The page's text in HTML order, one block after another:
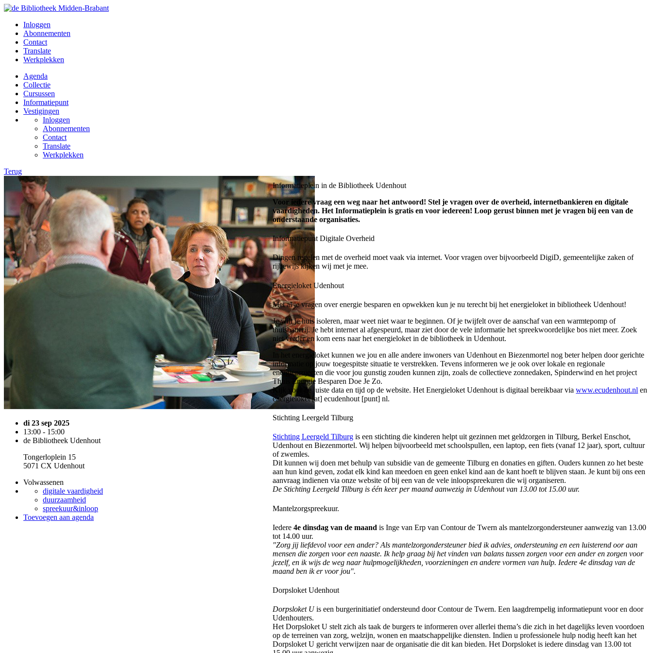
Inloggen
Abonnementen
Contact
Translate
Werkplekken
Agenda
Collectie
Cursussen
Informatiepunt
Vestigingen
Inloggen
Abonnementen
Contact
Translate
Werkplekken
Terug
di 23 sep 2025
13:00 - 15:00
de Bibliotheek Udenhout
Tongerloplein 15
5071 CX Udenhout
Volwassenen
digitale vaardigheid
duurzaamheid
spreekuur&inloop
Toevoegen aan agenda
Informatieplein in de Bibliotheek Udenhout
Voor iedere vraag een weg naar het antwoord! Stel je vragen over de overheid, internetbankieren en digitale
vaardigheden. Het Informatieplein is gratis en voor iedereen! Loop gerust binnen met je vragen bij een van de
onderstaande organisaties.
Informatiepunt Digitale Overheid
Dingen regelen met de overheid moet vaak via internet. Voor vragen over bijvoorbeeld DigiD, gemeentelijke zaken of
rijbewijs kijken wij met je mee.
Energieloket Udenhout
Met al je vragen over energie besparen en opwekken kun je nu terecht bij het energieloket in bibliotheek Udenhout!
Je wilt je huis isoleren, maar weet niet waar te beginnen. Of je twijfelt over de aanschaf van een warmtepomp of
thuisbatterij. Je hebt internet al afgespeurd, maar ziet door de vele informatie het spreekwoordelijke bos niet meer. Zoek
niet verder en kom eens naar het energieloket in de bibliotheek in Udenhout.
In het energieloket kunnen we jou en alle andere inwoners van Udenhout en Biezenmortel nog beter helpen door gerichte
informatie op jouw toegespitste situatie te verstrekken. Tevens informeren we je ook over lokale en regionale
energieprojecten die voor jou gunstig zouden kunnen zijn, zoals de collectieve zonnedaken, Spinderwind en het project
Thuis Energie Besparen Doe Je Zo.
Kijk voor de juiste data en tijd op de website. Het Energieloket Udenhout is digitaal bereikbaar viawww.ecudenhout.nl en
energieloket [at] ecudenhout [punt] nl.
Stichting Leergeld Tilburg
Stichting Leergeld Tilburg is een stichting die kinderen helpt uit gezinnen met geldzorgen in Tilburg, Berkel Enschot,
Udenhout en Biezenmortel. Wij helpen bijvoorbeeld met schoolspullen, een laptop, een fiets (vanaf 12 jaar), sport, cultuur
of zwemles.
Dit kunnen wij doen met behulp van subsidie van de gemeente Tilburg en donaties en giften. Ouders kunnen zo het beste
aan hun kind geven, zodat elk kind kan meedoen en geen enkel kind aan de kant hoeft te blijven staan. Je kunt bij ons een
aanvraag indienen via onze website of bij een van de vele inloopspreekuren die wij organiseren.
De Stichting Leergeld Tilburg is één keer per maand aanwezig in Udenhout van 13.00 tot 15.00 uur.
Mantelzorgspreekuur.
Iedere4e dinsdag van de maand is Inge van Erp van Contour de Twern als mantelzorgondersteuner aanwezig van 13.00
tot 14.00 uur.
"Zorg jij liefdevol voor een ander? Als mantelzorgondersteuner bied ik advies, ondersteuning en een luisterend oor aan
mensen die zorgen voor een naaste. Ik help graag bij het vinden van balans tussen zorgen voor een ander en zorgen voor
jezelf, en ik wijs de weg naar hulpmogelijkheden, voorzieningen en andere vormen van hulp. Iedere 4e dinsdag van de
maand ben ik er voor jou".
Dorpsloket Udenhout
Dorpsloket Uis een burgerinitiatief ondersteund door Contour de Twern. Een laagdrempelig informatiepunt voor en door
Udenhouters.
Het Dorpsloket U stelt zich als taak de burgers te informeren over allerlei thema’s die zich in het dagelijks leven voordoen
op de terreinen van zorg, welzijn, wonen en maatschappelijke diensten. Indien u professionele hulp nodig heeft kan het
Dorpsloket U gericht verwijzen naar de organisatie die dit kan bieden. Het Dorpsloket is iedere dinsdag van 13.00 tot